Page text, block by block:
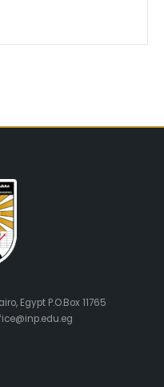
Egypt P.O.Box 11765